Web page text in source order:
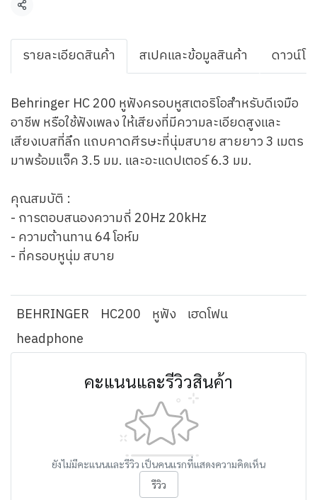
แชร์
รายละเอียดสินค้า สเปคและข้อมูลสินค้า ดาวน์โ
Behringer HC 200 หูฟังครอบหูสเตอริโอสำหรับดีเจมือ
อาชีพ หรือใช้ฟังเพลง ให้เสียงที่มีความละเอียดสูงและ
เสียงเบสที่ลึก แถบคาดศีรษะที่นุ่มสบาย สายยาว 3 เมตร
มาพร้อมแจ็ค 3.5 มม. และอะแดปเตอร์ 6.3 มม.
คุณสมบัติ :
- การตอบสนองความถี่ 20Hz 20kHz
- ความต้านทาน 64 โอห์ม
- ที่ครอบหูนุ่ม สบาย
BEHRINGER HC200 หูฟัง เฮดโฟน
headphone
คะแนนและรีวิวสินค้า
ยังไม่มีคะแนนและรีวิว เป็นคนแรกที่แสดงความคิดเห็น
รีวิว